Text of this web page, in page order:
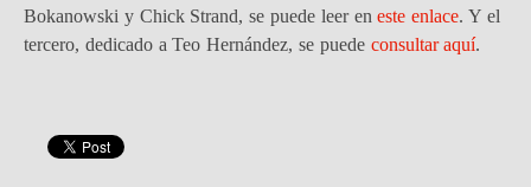
Bokanowski y Chick Strand, se puede leer eneste enlace. Y el
tercero, dedicado a Teo Hernández, se puede consultar aquí.